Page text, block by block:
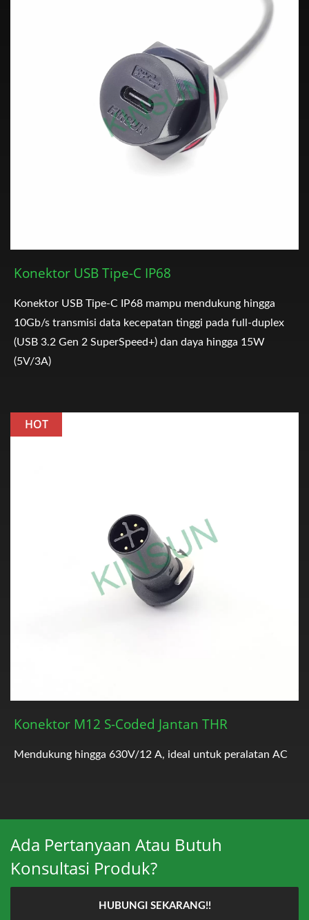
Konektor USB Tipe-C IP68
Konektor USB Tipe-C IP68 mampu mendukung hingga
10Gb/s transmisi data kecepatan tinggi pada full-duplex
(USB 3.2 Gen 2 SuperSpeed+) dan daya hingga 15W
(5V/3A)
HOT
Konektor M12 S-Coded Jantan THR
Mendukung hingga 630V/12 A, ideal untuk peralatan AC
Ada Pertanyaan Atau Butuh
Konsultasi Produk?
HUBUNGI SEKARANG!!